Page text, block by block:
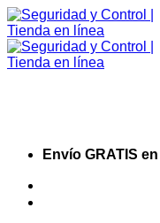
Saltar
al
contenido
Envío GRATIS